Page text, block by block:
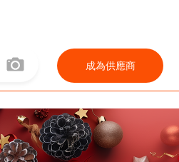
成為供應商